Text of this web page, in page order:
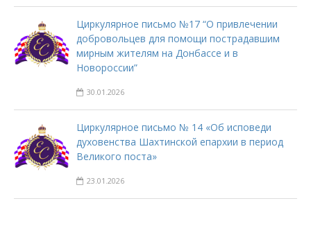
Циркулярное письмо №17 “О привлечении
добровольцев для помощи пострадавшим
мирным жителям на Донбассе и в
Новороссии”
30.01.2026
Циркулярное письмо № 14 «Об исповеди
духовенства Шахтинской епархии в период
Великого поста»
23.01.2026